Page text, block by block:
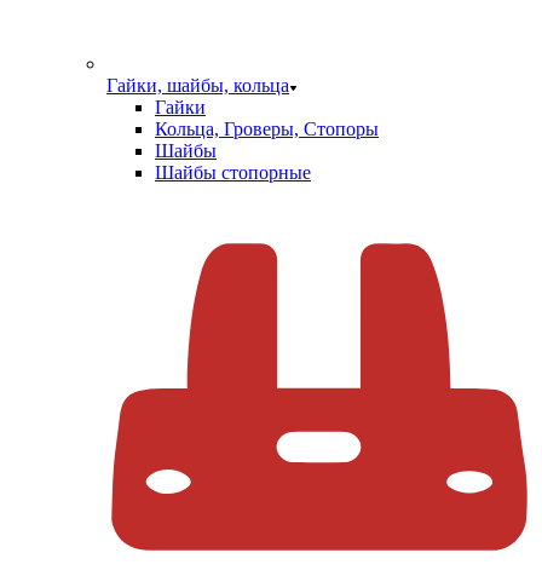
Гайки, шайбы, кольца
Гайки
Кольца, Гроверы, Стопоры
Шайбы
Шайбы стопорные